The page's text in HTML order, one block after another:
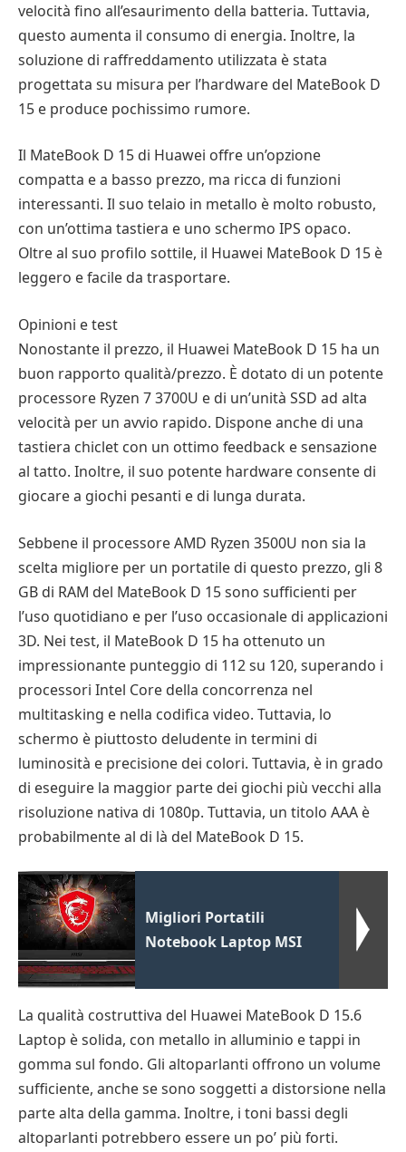
velocità fino all’esaurimento della batteria. Tuttavia,
questo aumenta il consumo di energia. Inoltre, la
soluzione di raffreddamento utilizzata è stata
progettata su misura per l’hardware del MateBook D
15 e produce pochissimo rumore.
Il MateBook D 15 di Huawei offre un’opzione
compatta e a basso prezzo, ma ricca di funzioni
interessanti. Il suo telaio in metallo è molto robusto,
con un’ottima tastiera e uno schermo IPS opaco.
Oltre al suo profilo sottile, il Huawei MateBook D 15 è
leggero e facile da trasportare.
Opinioni e test
Nonostante il prezzo, il Huawei MateBook D 15 ha un
buon rapporto qualità/prezzo. È dotato di un potente
processore Ryzen 7 3700U e di un’unità SSD ad alta
velocità per un avvio rapido. Dispone anche di una
tastiera chiclet con un ottimo feedback e sensazione
al tatto. Inoltre, il suo potente hardware consente di
giocare a giochi pesanti e di lunga durata.
Sebbene il processore AMD Ryzen 3500U non sia la
scelta migliore per un portatile di questo prezzo, gli 8
GB di RAM del MateBook D 15 sono sufficienti per
l’uso quotidiano e per l’uso occasionale di applicazioni
3D. Nei test, il MateBook D 15 ha ottenuto un
impressionante punteggio di 112 su 120, superando i
processori Intel Core della concorrenza nel
multitasking e nella codifica video. Tuttavia, lo
schermo è piuttosto deludente in termini di
luminosità e precisione dei colori. Tuttavia, è in grado
di eseguire la maggior parte dei giochi più vecchi alla
risoluzione nativa di 1080p. Tuttavia, un titolo AAA è
probabilmente al di là del MateBook D 15.
Migliori Portatili
Notebook Laptop MSI
La qualità costruttiva del Huawei MateBook D 15.6
Laptop è solida, con metallo in alluminio e tappi in
gomma sul fondo. Gli altoparlanti offrono un volume
sufficiente, anche se sono soggetti a distorsione nella
parte alta della gamma. Inoltre, i toni bassi degli
altoparlanti potrebbero essere un po’ più forti.